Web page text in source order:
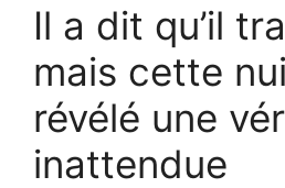
Il a dit qu’il
mais cette
révélé une
inattendue